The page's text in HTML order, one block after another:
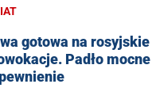
gotowa na rosyjskie
Padło mocne